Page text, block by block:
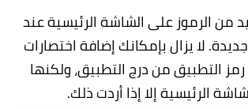
من الرموز على الشاشة الرئيسية عند
لا يزال بإمكانك إضافة اختصارات
التطبيق من درج التطبيق، ولكنها
الرئيسية إلا إذا أردت ذلك.